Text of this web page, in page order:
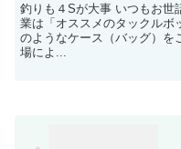
釣りも４Sが大事 いつもお世
業は「オススメのタックルボ
のようなケース（バッグ）を
場によ...